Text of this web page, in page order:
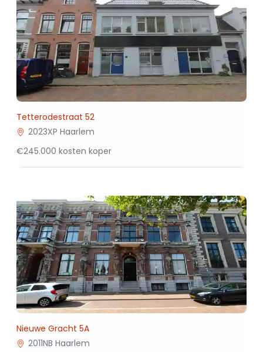
Tetterodestraat 52
2023XP Haarlem
€245.000 kosten koper
Nieuwe Gracht 5A
2011NB Haarlem